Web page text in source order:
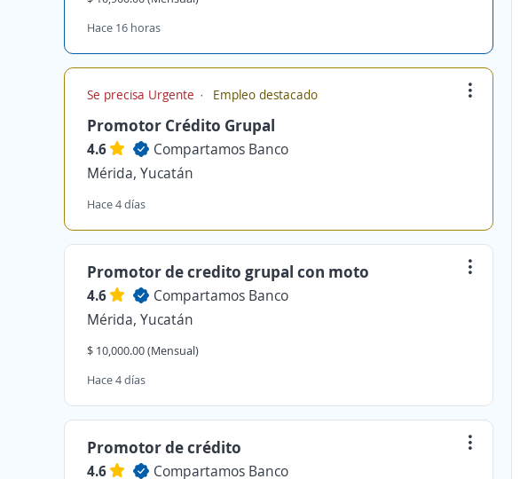
Hace 16 horas
Se precisa Urgente Empleo destacado
Promotor Crédito Grupal
4.6
Compartamos Banco
Mérida, Yucatán
Hace 4 días
Promotor de credito grupal con moto
4.6
Compartamos Banco
Mérida, Yucatán
$ 10,000.00 (Mensual)
Hace 4 días
Promotor de crédito
4.6 Compartamos Banco